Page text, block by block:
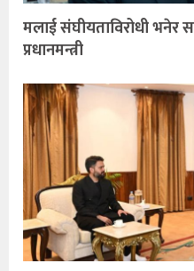
मलाई संघीयताविरोधी भनेर
प्रधानमन्त्री